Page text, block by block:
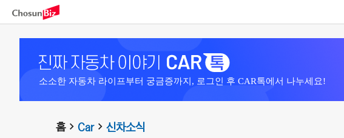
소소한 자동차 라이프부터 궁금증까지, 로그인 후 CAR톡에서 나누세요!
홈 Car 신차소식